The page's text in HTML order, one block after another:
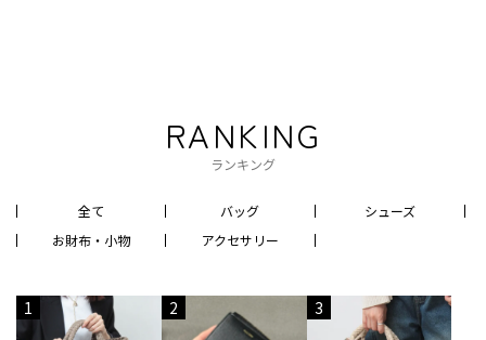
RANKING
ランキング
全て バッグ
シューズ
お財布・小物
アクセサリー
1 2 3